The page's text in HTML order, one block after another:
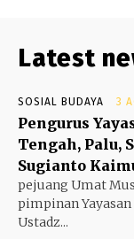
Latest
SOSIAL BUDAYA 3
Pengurus
Tengah, Palu,
Sugianto
pejuang Umat
pimpinan
Ustadz...